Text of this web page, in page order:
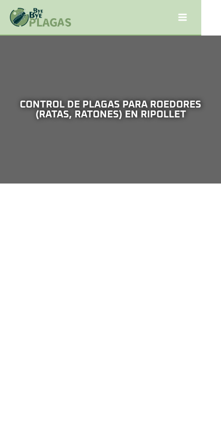
CONTROL DE PLAGAS PARA ROEDORES
(RATAS, RATONES) EN RIPOLLET